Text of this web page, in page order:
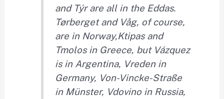
and Týr are all in the Eddas.
Tørberget and Våg, of course,
are in Norway,Ktipas and
Tmolos in Greece, but Vázquez
is in Argentina, Vreden in
Germany, Von-Vincke-Straße
in Münster, Vdovino in Russia,